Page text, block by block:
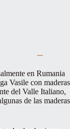
en Rumania
Vasile con maderas
del Valle Italiano,
de las maderas